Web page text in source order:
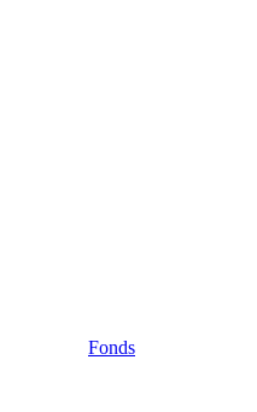
Fonds